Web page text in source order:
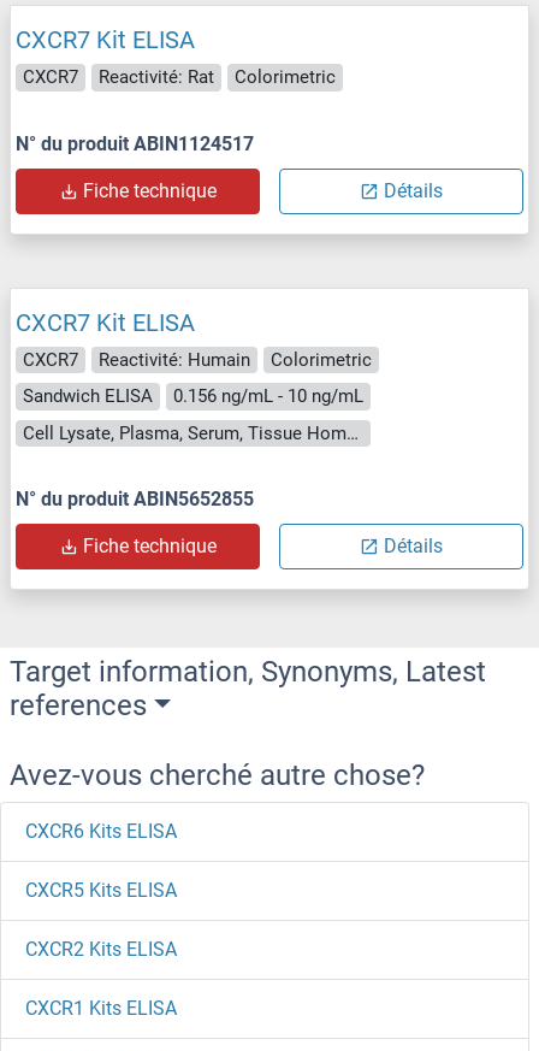
CXCR7 Kit ELISA
CXCR7 Reactivité: Rat Colorimetric
N° du produit ABIN1124517
Fiche technique Détails
CXCR7 Kit ELISA
CXCR7 Reactivité: Humain
Colorimetric
Sandwich ELISA
0.156 ng/mL - 10 ng/mL
Cell Lysate, Plasma, Serum, Tissue Homogenate
N° du produit ABIN5652855
Fiche technique Détails
Target information, Synonyms, Latest
references
Avez-vous cherché autre chose?
CXCR6 Kits ELISA
CXCR5 Kits ELISA
CXCR2 Kits ELISA
CXCR1 Kits ELISA